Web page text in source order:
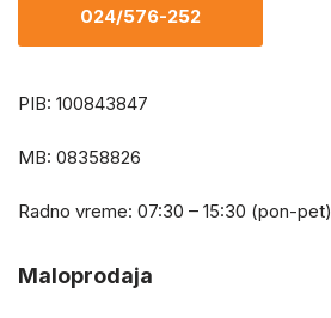
024/576-252
PIB: 100843847
MB: 08358826
Radno vreme: 07:30 – 15:30 (pon-pet)
Maloprodaja